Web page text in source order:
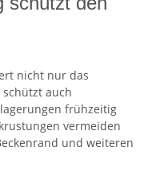
nicht nur das
auch
frühzeitig
vermeiden
und weiteren